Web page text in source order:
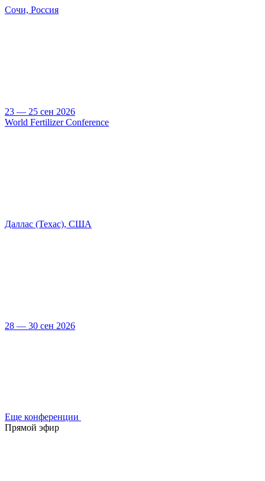
Сочи, Россия
23 — 25 сен 2026
World Fertilizer Conference
Даллас (Техас), США
28 — 30 сен 2026
Еще конференции
Прямой эфир